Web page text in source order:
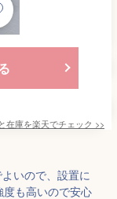
在庫を楽天でチェック >>
いので、設置に
も高いので安心